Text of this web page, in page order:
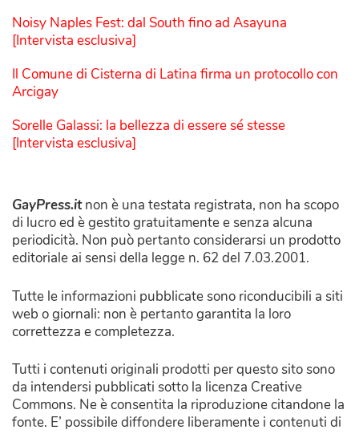
Noisy Naples Fest: dal South fino ad Asayuna
[Intervista esclusiva]
Il Comune di Cisterna di Latina firma un protocollo con
Arcigay
Sorelle Galassi: la bellezza di essere sé stesse
[Intervista esclusiva]
GayPress.itnon è una testata registrata, non ha scopo
di lucro ed è gestito gratuitamente e senza alcuna
periodicità. Non può pertanto considerarsi un prodotto
editoriale ai sensi della legge n. 62 del 7.03.2001.
Tutte le informazioni pubblicate sono riconducibili a siti
web o giornali: non è pertanto garantita la loro
correttezza e completezza.
Tutti i contenuti originali prodotti per questo sito sono
da intendersi pubblicati sotto la licenza Creative
Commons. Ne è consentita la riproduzione citandone la
fonte. E’ possibile diffondere liberamente i contenuti di